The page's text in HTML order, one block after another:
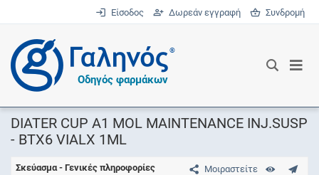
Είσοδος Δωρεάν εγγραφή Συνδρομή
®
Οδηγός φαρμάκων
DIATER CUP A1 MOL MAINTENANCE INJ.SUSP
- ΒΤΧ6 VIALX 1ML
Μοιραστείτε
Σκεύασμα - Γενικές πληροφορίες